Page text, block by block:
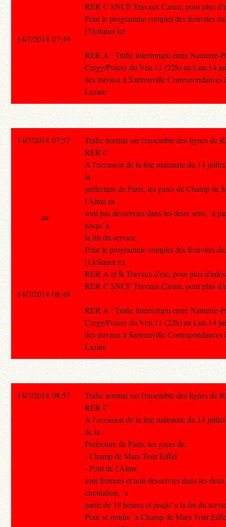
RER C SNCF Travaux Castor, pour plus
Pour le programme complet des festivites
[3]cliquer ici
RER A : Trafic interrompu entre Nanterre-
Cergy/Poissy du Ven.11 (22h) au Lun.14
des travaux à Sartrouville Correspondances
Lazare
14/7/2014 07:49
14/7/2014 07:57
Trafic normal sur l'ensemble des lignes de
RER C
A l'occasion de la fete nationale du 14
la
prefecture de Paris, les gares de Champ de
l'Alma ne
sont pas desservies dans les deux sens, `a
jusqu'`a
la fin du service.
Pour le programme complet des festivites
[1]cliquer ici
RER A et B Travaux d'ete, pour plus
RER C SNCF Travaux Castor, pour plus
RER A : Trafic interrompu entre Nanterre-
Cergy/Poissy du Ven.11 (22h) au Lun.14
des travaux à Sartrouville Correspondances
Lazare
au
14/7/2014 08:49
14/7/2014 08:57
Trafic normal sur l'ensemble des lignes de
RER C
A l'occasion de la fete nationale du 14
de la
Prefecture de Paris, les gares de:
- Champ de Mars Tour Eiffel
- Pont de l'Alma
sont fermees et non desservies dans les
circulation, `a
partir de 19 heures et jusqu'`a la fin du
Pour se rendre `a Champ de Mars Tour